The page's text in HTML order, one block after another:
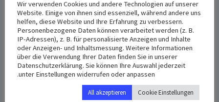
DETAILS
فبراير 11, 2023
Time:
3:00 م - 6:00 م
VENUE
St. Anton
Hermann-Geib-Straße 8a
93053
+ Google Map
Wir verwenden Cookies und andere Technologien auf unserer
Website. Einige von ihnen sind essenziell, während andere uns
helfen, diese Website und Ihre Erfahrung zu verbessern.
Personenbezogene Daten können verarbeitet werden (z. B.
IP-Adressen), z. B. für personalisierte Anzeigen und Inhalte
oder Anzeigen- und Inhaltsmessung. Weitere Informationen
über die Verwendung Ihrer Daten finden Sie in unserer
Datenschutzerklärung. Sie können Ihre Auswahl jederzeit
unter Einstellungen widerrufen oder anpassen.
Cookie Einstellungen
All akzeptieren